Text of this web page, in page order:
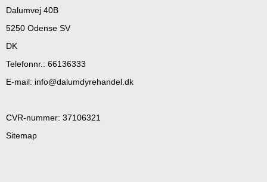
Dalumvej 40B
5250 Odense SV
DK
Telefonnr. : 66136333
E-mail: info@dalumdyrehandel.dk
CVR-nummer: 37106321
Sitemap